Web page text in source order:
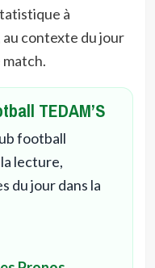
à
contexte du jour
TEDAM’S
football
lecture,
du jour dans la